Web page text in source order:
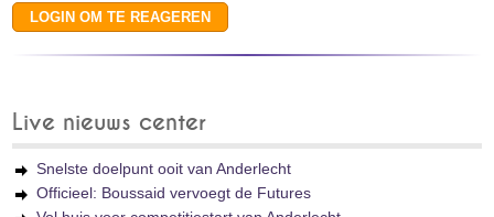
Live nieuws center
Snelste doelpunt ooit van Anderlecht
Officieel: Boussaid vervoegt de Futures